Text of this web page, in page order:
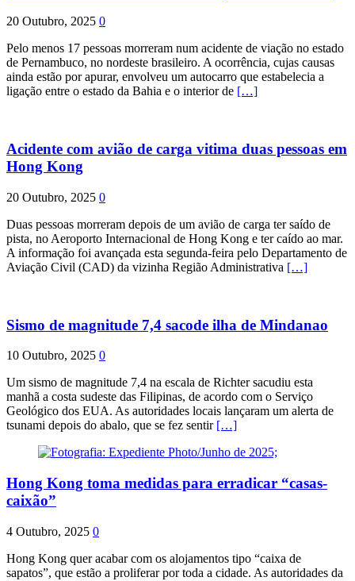
20 Outubro, 2025 0
Pelo menos 17 pessoas morreram num acidente de viação no estado
de Pernambuco, no nordeste brasileiro. A ocorrência, cujas causas
ainda estão por apurar, envolveu um autocarro que estabelecia a
ligação entre o estado da Bahia e o interior de […]
Acidente com avião de carga vitima duas pessoas em
Hong Kong
20 Outubro, 2025 0
Duas pessoas morreram depois de um avião de carga ter saído de
pista, no Aeroporto Internacional de Hong Kong e ter caído ao mar.
A informação foi avançada esta segunda-feira pelo Departamento de
Aviação Civil (CAD) da vizinha Região Administrativa […]
Sismo de magnitude 7,4 sacode ilha de Mindanao
10 Outubro, 2025 0
Um sismo de magnitude 7,4 na escala de Richter sacudiu esta
manhã a costa sudeste das Filipinas, de acordo com o Serviço
Geológico dos EUA. As autoridades locais lançaram um alerta de
tsunami depois do abalo, que se fez sentir […]
Hong Kong toma medidas para erradicar “casas-
caixão”
4 Outubro, 2025 0
Hong Kong quer acabar com os alojamentos tipo “caixa de
sapatos”, que estão a proliferar por toda a cidade. As autoridades da